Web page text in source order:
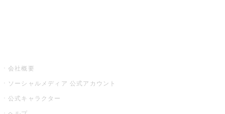
会社概要
ソーシャルメディア 公式アカウント
公式キャラクター